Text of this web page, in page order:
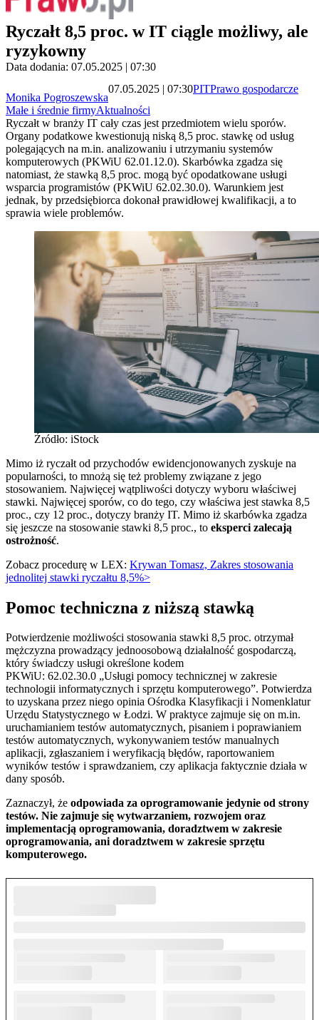
Ryczałt 8,5 proc. w IT ciągle możliwy, ale
ryzykowny
Data dodania: 07.05.2025 | 07:30
Monika Pogroszewska
07.05.2025 | 07:30PITPrawo gospodarcze
Małe i średnie firmyAktualności
Ryczałt w branży IT cały czas jest przedmiotem wielu sporów.
Organy podatkowe kwestionują niską 8,5 proc. stawkę od usług
polegających na m.in. analizowaniu i utrzymaniu systemów
komputerowych (PKWiU 62.01.12.0). Skarbówka zgadza się
natomiast, że stawką 8,5 proc. mogą być opodatkowane usługi
wsparcia programistów (PKWiU 62.02.30.0). Warunkiem jest
jednak, by przedsiębiorca dokonał prawidłowej kwalifikacji, a to
sprawia wiele problemów.
Źródło: iStock
Mimo iż ryczałt od przychodów ewidencjonowanych zyskuje na
popularności, to mnożą się też problemy związane z jego
stosowaniem. Najwięcej wątpliwości dotyczy wyboru właściwej
stawki. Najwięcej sporów, co do tego, czy właściwa jest stawka 8,5
proc., czy 12 proc., dotyczy branży IT. Mimo iż skarbówka zgadza
się jeszcze na stosowanie stawki 8,5 proc., to eksperci zalecają
ostrożność.
Zobacz procedurę w LEX: Krywan Tomasz, Zakres stosowania
jednolitej stawki ryczałtu 8,5%>
Pomoc techniczna z niższą stawką
Potwierdzenie możliwości stosowania stawki 8,5 proc. otrzymał
mężczyzna prowadzący jednoosobową działalność gospodarczą,
który świadczy usługi określone kodem
PKWiU: 62.02.30.0 „Usługi pomocy technicznej w zakresie
technologii informatycznych i sprzętu komputerowego”. Potwierdza
to uzyskana przez niego opinia Ośrodka Klasyfikacji i Nomenklatur
Urzędu Statystycznego w Łodzi. W praktyce zajmuje się on m.in.
uruchamianiem testów automatycznych, pisaniem i poprawianiem
testów automatycznych, wykonywaniem testów manualnych
aplikacji, zgłaszaniem i weryfikacją błędów, raportowaniem
wyników testów i sprawdzaniem, czy aplikacja faktycznie działa w
dany sposób.
Zaznaczył, że odpowiada za oprogramowanie jedynie od strony
testów. Nie zajmuje się wytwarzaniem, rozwojem oraz
implementacją oprogramowania, doradztwem w zakresie
oprogramowania, ani doradztwem w zakresie sprzętu
komputerowego.